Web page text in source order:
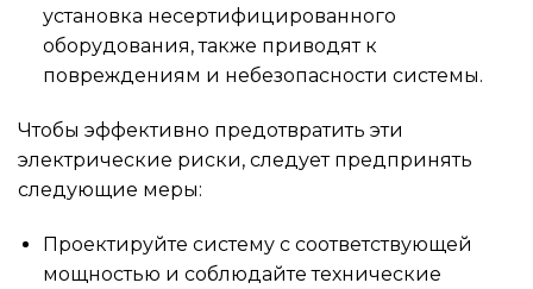
установка несертифицированного
оборудования, также приводят к
повреждениям и небезопасности системы.
Чтобы эффективно предотвратить эти
электрические риски, следует предпринять
следующие меры:
Проектируйте систему с соответствующей
мощностью и соблюдайте технические